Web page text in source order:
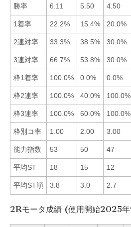
勝率 6.11 5.50 4.50
1着率 22.2% 15.4% 20.0%
2連対率 33.3% 38.5% 30.0%
3連対率 66.7% 53.8% 30.0%
枠1着率 100.0% 0.0% 0.0%
枠2連率 100.0% 40.0% 100.0%
枠3連率 100.0% 60.0% 100.0%
枠別コ率 1.00 2.00 3.00
能力指数 53 50 47
平均ST 18 15 12
平均ST順 3.8 3.0 2.7
2Rモータ成績 (使用開始2025